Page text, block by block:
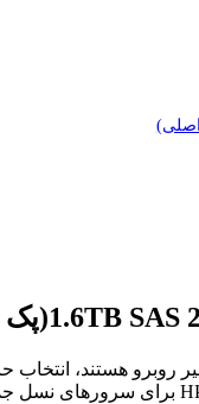
(پک
روبرو هستند،